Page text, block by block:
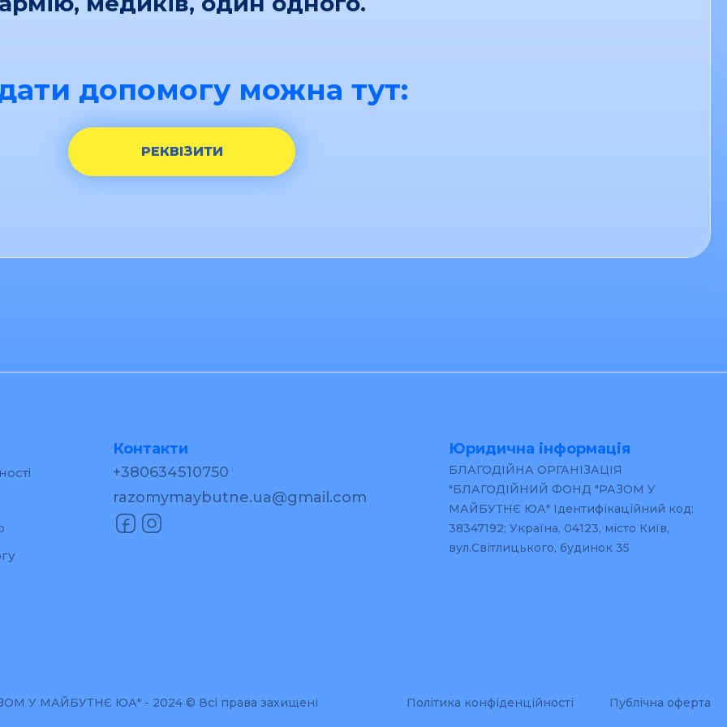
допомогу можна тут:
РЕКВІЗИТИ
Контакти
+380634510750
razomymaybutne.ua@gmail.com
Юридична інформація
БЛАГОДІЙНА ОРГАНІЗАЦІЯ
"БЛАГОДІЙНИЙ ФОНД "РАЗОМ У
МАЙБУТНЄ ЮА" Ідентифікаційний код:
38347192; Україна, 04123, місто Київ,
вул.Світлицького, будинок 35
У МАЙБУТНЄ ЮА" - 2024 © Всі права захищені Політика конфіденційності Публічна оферта